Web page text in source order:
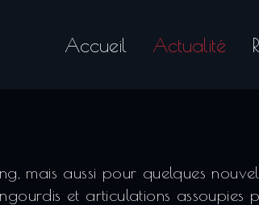
Accueil Actualité
mais aussi pour quelques
et articulations assoupies